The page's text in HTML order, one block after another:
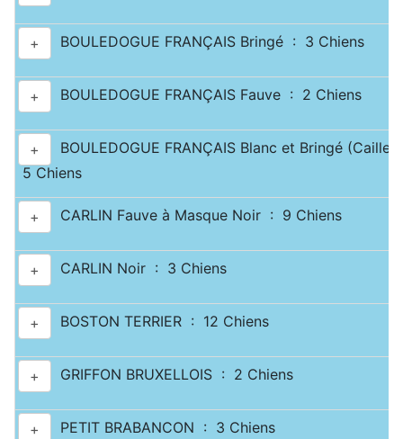
+ BOULEDOGUE FRANÇAIS Bringé : 3 Chiens
+ BOULEDOGUE FRANÇAIS Fauve : 2 Chiens
+
BOULEDOGUE FRANÇAIS Blanc et Bringé
5 Chiens
+ CARLIN Fauve à Masque Noir : 9 Chiens
+ CARLIN Noir : 3 Chiens
+ BOSTON TERRIER : 12 Chiens
+ GRIFFON BRUXELLOIS : 2 Chiens
+ PETIT BRABANCON : 3 Chiens